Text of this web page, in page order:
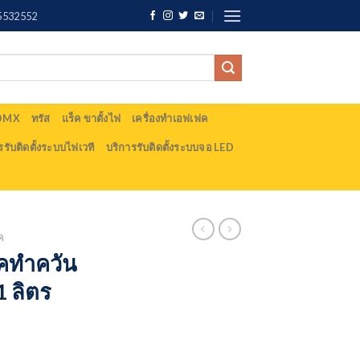
ทรัส แร็ค ขาตั้งไฟ เครื่องทำเอฟเฟค
รับติดตั้งระบบไฟเวที บริการรับติดตั้งระบบจอ LED
ทำควัน
ลิตร